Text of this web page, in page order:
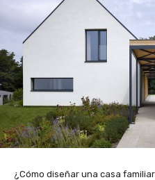
¿Cómo diseñar una casa